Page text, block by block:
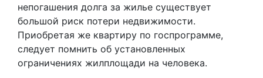
непогашения долга за жилье существует
большой риск потери недвижимости.
Приобретая же квартиру по госпрограмме,
следует помнить об установленных
ограничениях жилплощади на человека.